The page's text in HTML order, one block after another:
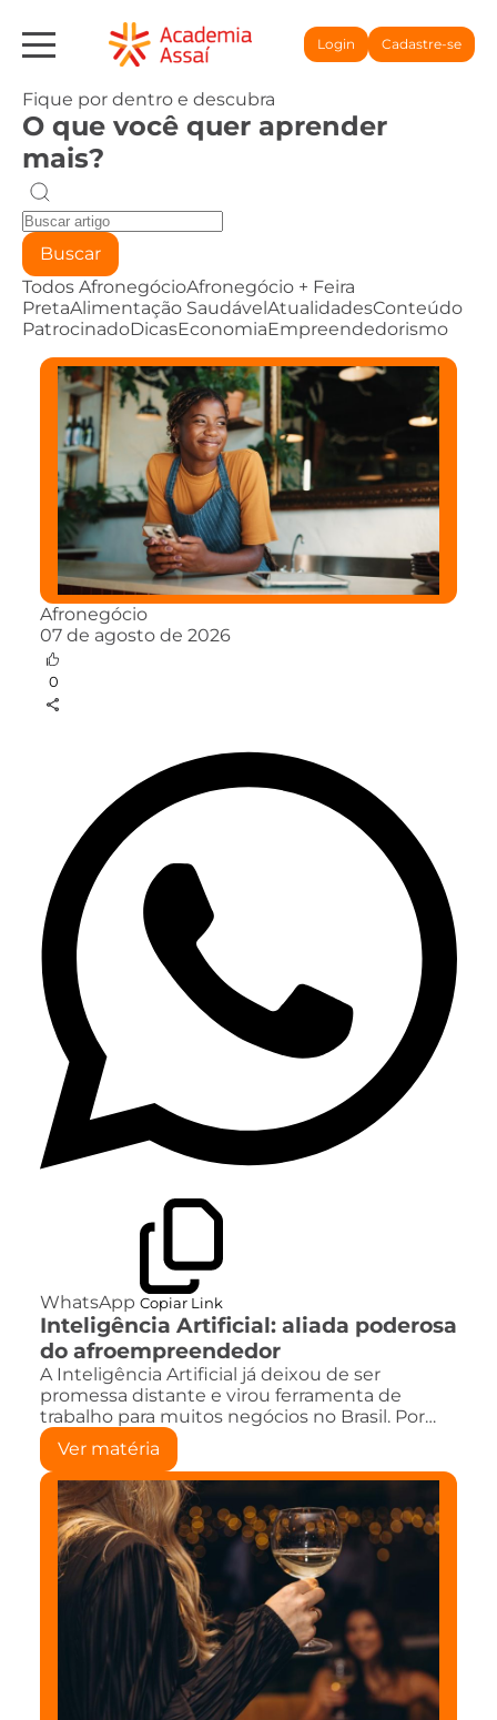
Login Cadastre-se
Fique por dentro e descubra
O que você quer aprender
mais?
Buscar
Todos AfronegócioAfronegócio + Feira
PretaAlimentação SaudávelAtualidadesConteúdo
PatrocinadoDicasEconomiaEmpreendedorismo
Afronegócio
07 de agosto de 2026
0
WhatsApp Copiar Link
Inteligência Artificial: aliada poderosa
do afroempreendedor
A Inteligência Artificial já deixou de ser
promessa distante e virou ferramenta de
trabalho para muitos negócios no Brasil. Por…
Ver matéria